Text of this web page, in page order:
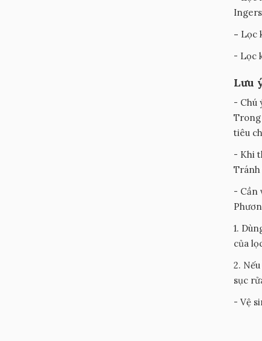
- Lọc
- Lọc
Lưu
- Chú
Trong
tiêu
- Khi
Tránh
- Cần
1.
của
2.
sục
- Vệ